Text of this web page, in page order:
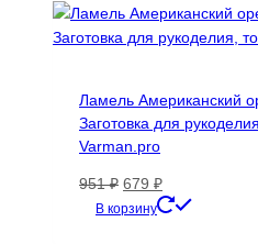
Ламель Американский
Заготовка для
Varman.pro
951₽ Первоначальная
цена
679 ₽Текущая
цена:
В корзину